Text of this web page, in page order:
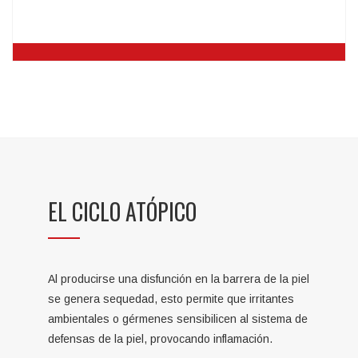
utilizando nuestra cartilla.
EL CICLO ATÓPICO
Al producirse una disfunción en la barrera de la piel
se genera sequedad, esto permite que irritantes
ambientales o gérmenes sensibilicen al sistema de
defensas de la piel, provocando inflamación.